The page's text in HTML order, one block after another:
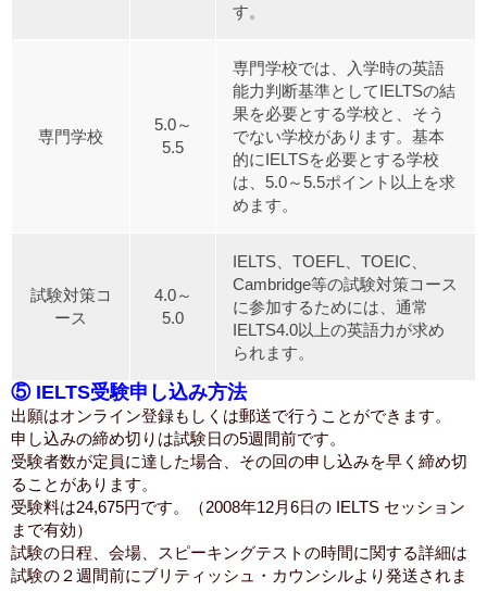
す。
専門学校
5.0～
5.5
専門学校では、入学時の英語
能力判断基準としてIELTSの結
果を必要とする学校と、そう
でない学校があります。基本
的にIELTSを必要とする学校
は、5.0～5.5ポイント以上を求
めます。
試験対策コ
ース
4.0～
5.0
IELTS、TOEFL、TOEIC、
Cambridge等の試験対策コース
に参加するためには、通常
IELTS4.0以上の英語力が求め
られます。
⑤ IELTS受験申し込み方法
出願はオンライン登録もしくは郵送で行うことができます。
申し込みの締め切りは試験日の5週間前です。
受験者数が定員に達した場合、その回の申し込みを早く締め切
ることがあります。
受験料は24,675円です。（2008年12月6日の IELTS セッション
まで有効）
試験の日程、会場、スピーキングテストの時間に関する詳細は
試験の２週間前にブリティッシュ・カウンシルより発送されま